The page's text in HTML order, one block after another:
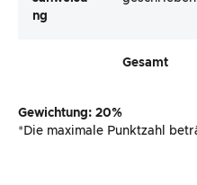
Ng
Gesamt
Gewichtung: 20%
*Die maximale Punktzahl